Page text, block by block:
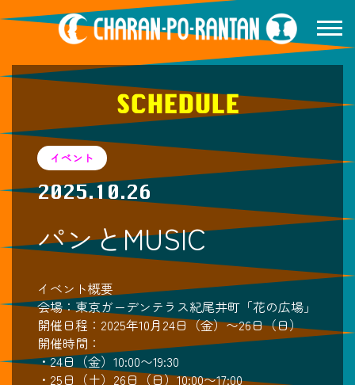
SCHEDULE
イベント
2025.10.26
パンとMUSIC
イベント概要
会場：東京ガーデンテラス紀尾井町「花の広場」
開催日程：2025年10月24日（金）〜26日（日）
開催時間：
・24日（金）10:00〜19:30
・25日（土）26日（日）10:00〜17:00